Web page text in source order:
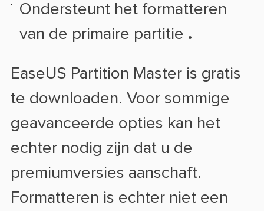
Ondersteunt het formatteren
van de primaire partitie .
EaseUS Partition Master is gratis
te downloaden. Voor sommige
geavanceerde opties kan het
echter nodig zijn dat u de
premiumversies aanschaft.
Formatteren is echter niet een